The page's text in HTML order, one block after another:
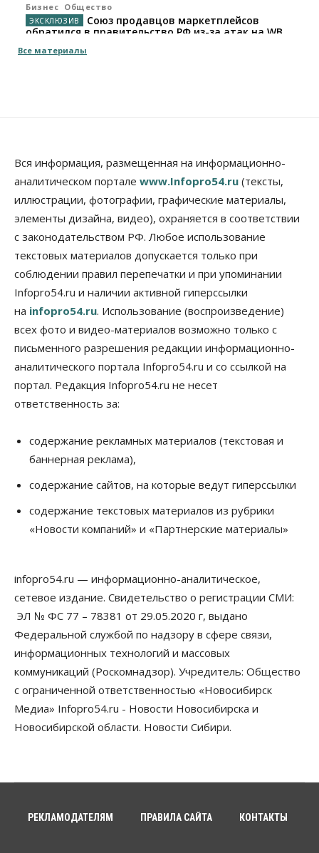
Бизнес Общество
Союз продавцов маркетплейсов
обратился в правительство РФ из-за атак на WB
08 Августа 2026, 10:00
В Новосибирской области резко
сократился грузооборот в автоперевозках
07 Августа 2026, 19:00
Общество
В Новосибирске прошёл митинг
против нового закона о памятниках
07 Августа 2026, 18:00
В аэропорту Толмачёво завершены работы по
бетонированию рулежных дорожек
07 Августа 2026, 17:00
Недвижимость Общество
Новосибирцы стали реже оформлять
дома по упрощенной схеме
Роспотребнадзор изъял почти полторы тонны
мяса в Новосибирской области
07 Августа 2026, 15:00
Расходы новосибирцев на спорт выросли на 40%
за полгода
07 Августа 2026, 14:35
07 Августа 2026, 14:00
Власть
В Новосибирске многодетным семьям вручили
сертификаты на покупку автомобилей
07 Августа 2026, 13:55
Общество
Треть автовладельцев в Новосибирской области
«поставили машины на прикол»
07 Августа 2026, 13:00
депутаты Госдумы контролируют работы на
Все материалы
Вся информация, размещенная на информационно-
аналитическом портале www.Infopro54.ru (тексты,
иллюстрации, фотографии, графические материалы,
элементы дизайна, видео), охраняется в соответствии
с законодательством РФ. Любое использование
текстовых материалов допускается только при
соблюдении правил перепечатки и при упоминании
Infopro54.ru и наличии активной гиперссылки
на infopro54.ru. Использование (воспроизведение)
всех фото и видео-материалов возможно только с
письменного разрешения редакции информационно-
аналитического портала Infopro54.ru и со ссылкой на
портал. Редакция Infopro54.ru не несет
ответственность за:
содержание рекламных материалов (текстовая и
баннерная реклама),
содержание сайтов, на которые ведут гиперссылки
содержание текстовых материалов из рубрики
«Новости компаний» и «Партнерские материалы»
infopro54.ru — информационно-аналитическое,
сетевое издание. Свидетельство о регистрации СМИ:
ЭЛ № ФС 77 – 78381 от 29.05.2020 г, выдано
Федеральной службой по надзору в сфере связи,
информационных технологий и массовых
коммуникаций (Роскомнадзор). Учредитель: Общество
с ограниченной ответственностью «Новосибирск
Медиа» Infopro54.ru - Новости Новосибирска и
Новосибирской области. Новости Сибири.
РЕКЛАМОДАТЕЛЯМ ПРАВИЛА САЙТА КОНТАКТЫ